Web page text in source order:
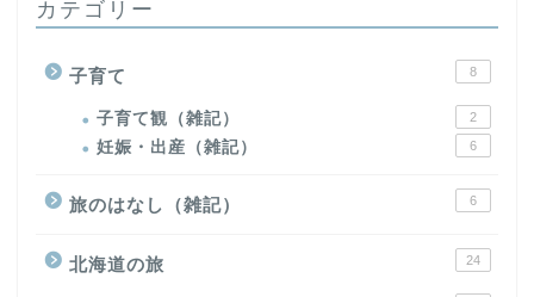
カテゴリー
子育て 8
子育て観（雑記） 2
妊娠・出産（雑記） 6
旅のはなし（雑記） 6
北海道の旅 24